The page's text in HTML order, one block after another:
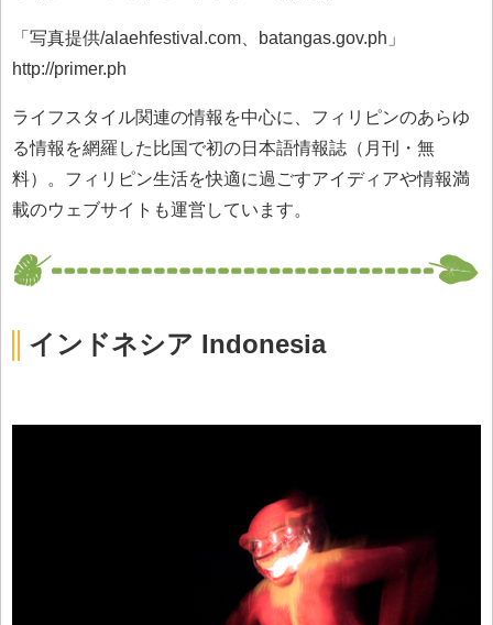
「写真提供/alaehfestival.com、batangas.gov.ph」
http://primer.ph
ライフスタイル関連の情報を中心に、フィリピンのあらゆ
る情報を網羅した比国で初の日本語情報誌（月刊・無
料）。フィリピン生活を快適に過ごすアイディアや情報満
載のウェブサイトも運営しています。
インドネシア Indonesia